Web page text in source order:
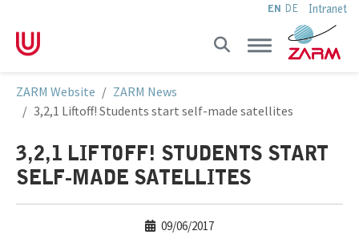
EN DE Intranet
ZARM Website
ZARM News
3,2,1 Liftoff! Students start self-made satellites
3,2,1 LIFTOFF! STUDENTS START
SELF-MADE SATELLITES
09/06/2017